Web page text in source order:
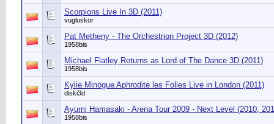
Scorpions Live In 3D (2011)
vugluskor
Pat Metheny - The Orchestrion Project 3D (2012)
1958bis
Michael Flatley Returns as Lord of The Dance 3D (2011)
1958bis
Kylie Minogue Aphrodite les Folies Live in London (2011)
diski3d
Ayumi Hamasaki - Arena Tour 2009 - Next Level (2010,
1958bis